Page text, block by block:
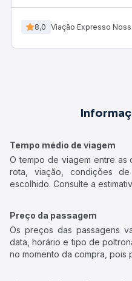
8,0 Viação Expresso
Tempo médio de viagem
O tempo de viagem entre as
rota, viação, condições
escolhido. Consulte a
Preço da passagem
Os preços das passagens
data, horário e tipo de
no momento da compra, pois